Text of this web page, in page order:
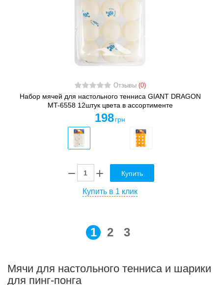
Отзывы (0)
Набор мячей для настольного тенниса GIANT DRAGON
MT-6558 12штук цвета в ассортименте
198 грн
Купить
Купить в 1 клик
1 2 3
Мячи для настольного тенниса и шарики
для пинг-понга